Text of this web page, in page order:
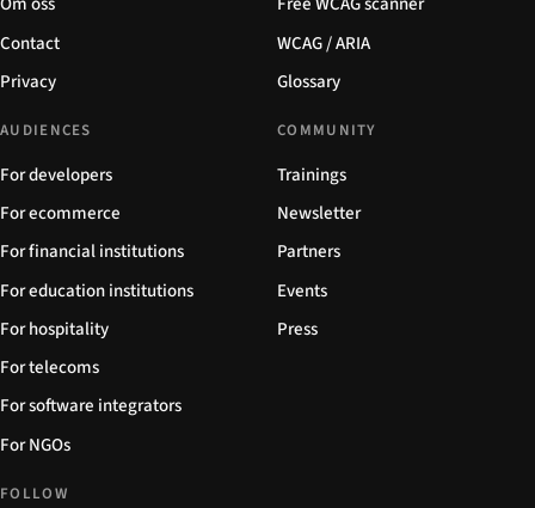
Contact
Privacy
WCAG / ARIA
Glossary
AUDIENCES
For developers
For ecommerce
For financial institutions
For education institutions
For hospitality
For telecoms
For software integrators
For NGOs
COMMUNITY
Trainings
Newsletter
Partners
Events
Press
FOLLOW